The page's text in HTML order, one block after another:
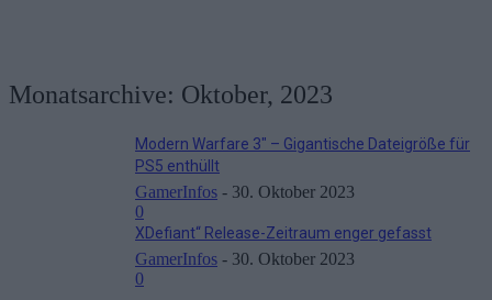
Monatsarchive: Oktober, 2023
Modern Warfare 3″ – Gigantische Dateigröße für
PS5 enthüllt
GamerInfos - 30. Oktober 2023
0
XDefiant“ Release-Zeitraum enger gefasst
GamerInfos - 30. Oktober 2023
0